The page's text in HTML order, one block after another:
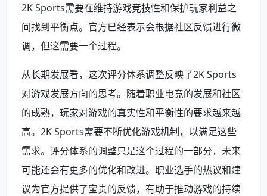
2K Sports需要在维持游戏竞技性和保护玩家利益之
间找到平衡点。官方已经表示会根据社区反馈进行微
调，但这需要一个过程。
从长期发展看，这次评分体系调整反映了2K Sports
对游戏发展方向的思考。随着职业电竞的发展和社区
的成熟，玩家对游戏的真实性和平衡性的要求越来越
高。2K Sports需要不断优化游戏机制，以满足这些
需求。评分体系的调整只是这个过程的一部分，未来
可能还会有更多的优化和改进。职业选手的热议和建
议为官方提供了宝贵的反馈，有助于推动游戏的持续